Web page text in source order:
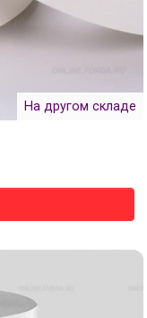
На другом складе